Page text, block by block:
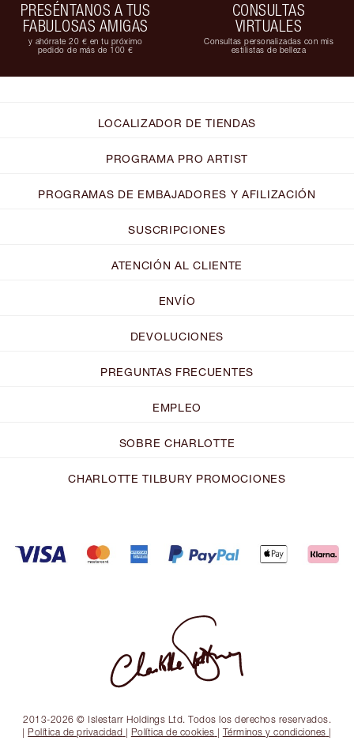
PRESÉNTANOS A TUS
FABULOSAS AMIGAS
y ahórrate 20 € en tu próximo
pedido de más de 100 €
CONSULTAS
VIRTUALES
Consultas personalizadas con mis
estilistas de belleza
LOCALIZADOR DE TIENDAS
PROGRAMA PRO ARTIST
PROGRAMAS DE EMBAJADORES Y AFILIZACIÓN
SUSCRIPCIONES
ATENCIÓN AL CLIENTE
ENVÍO
DEVOLUCIONES
PREGUNTAS FRECUENTES
EMPLEO
SOBRE CHARLOTTE
CHARLOTTE TILBURY PROMOCIONES
2013-2026 © Islestarr Holdings Ltd. Todos los derechos reservados.
| Política de privacidad | Política de cookies | Términos y condiciones |